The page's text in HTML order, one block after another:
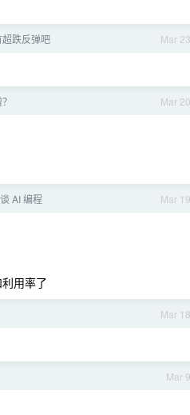
Mar 23
跌反弹吧
Mar 20
Mar 19
AI 编程
用率了
Mar 18
Mar 9